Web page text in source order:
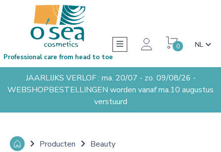
0 NL
Professional care from head to toe
JAARLIJKS VERLOF : ma. 20/07 - zo. 09/08/26 -
WEBSHOPBESTELLINGEN worden vanaf ma.10 augustus
verstuurd
Producten
Beauty